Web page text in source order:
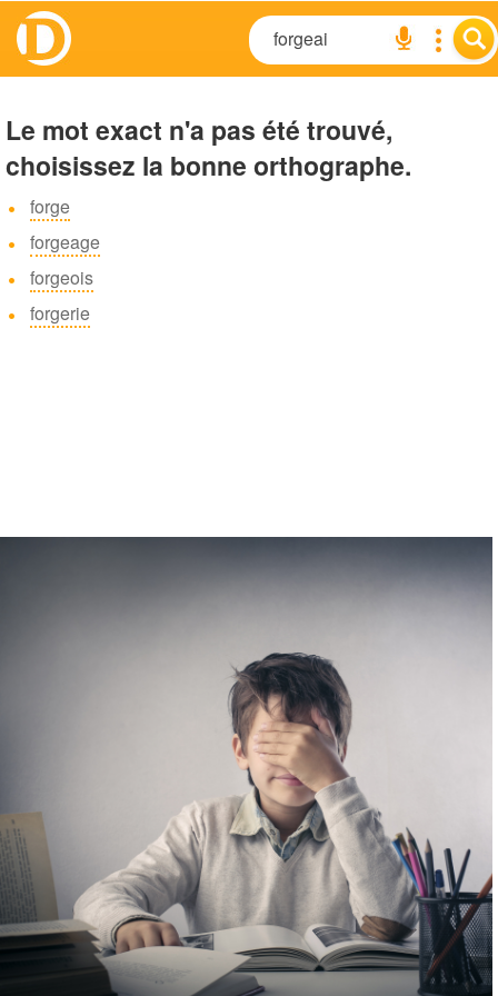
Le mot exact n'a pas été trouvé,
choisissez la bonne orthographe.
forge
forgeage
forgeois
forgerie